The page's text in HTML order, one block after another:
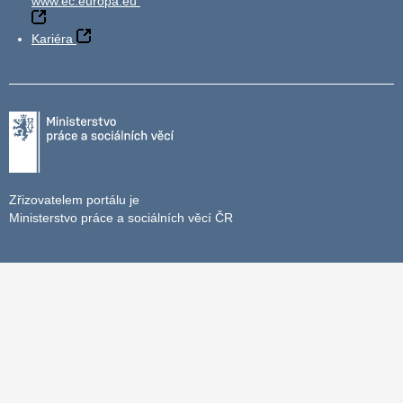
Kariéra
Zřizovatelem portálu je
Ministerstvo práce a sociálních věcí ČR